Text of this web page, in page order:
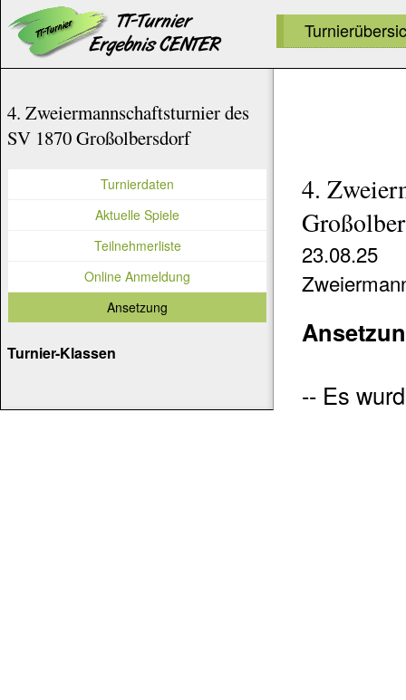
4.
23.08.25
-- Es
4. Zweiermannschaftsturnier des
SV 1870 Großolbersdorf
Turnierdaten
Aktuelle Spiele
Teilnehmerliste
Online Anmeldung
Ansetzung
Turnier-Klassen